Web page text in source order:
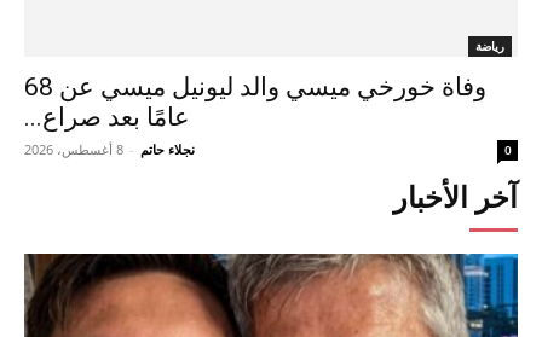
رياضة
وفاة خورخي ميسي والد ليونيل ميسي عن 68
عامًا بعد صراع...
نجلاء حاتم - 8 أغسطس، 2026 0
آخر الأخبار